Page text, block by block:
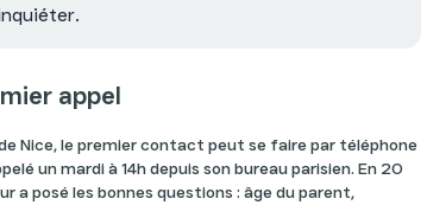
appel
Nice, le premier contact peut se faire par téléphone
un mardi à 14h depuis son bureau parisien. En 20
a posé les bonnes questions : âge du parent,